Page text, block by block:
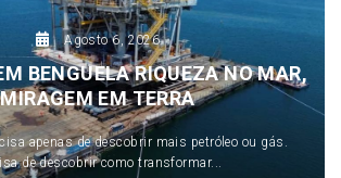
Agosto 6, 2026
BENGUELA RIQUEZA NO MAR,
MIRAGEM EM TERRA
apenas de descobrir mais petróleo ou gás.
de descobrir como transformar...